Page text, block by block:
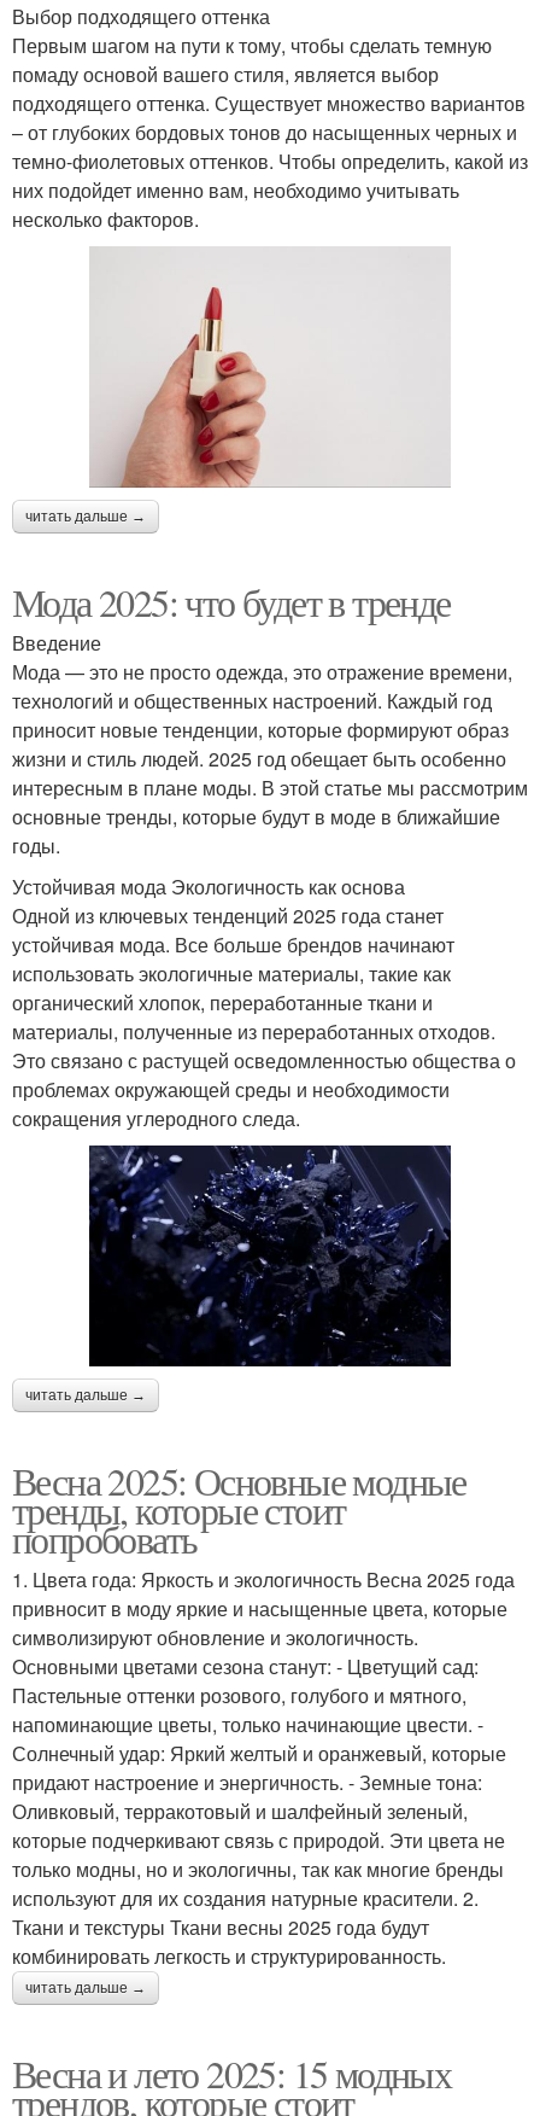
Выбор подходящего оттенка
Первым шагом на пути к тому, чтобы сделать темную
помаду основой вашего стиля, является выбор
подходящего оттенка. Существует множество вариантов
– от глубоких бордовых тонов до насыщенных черных и
темно-фиолетовых оттенков. Чтобы определить, какой из
них подойдет именно вам, необходимо учитывать
несколько факторов.
читать дальше →
Мода 2025: что будет в тренде
Введение
Мода — это не просто одежда, это отражение времени,
технологий и общественных настроений. Каждый год
приносит новые тенденции, которые формируют образ
жизни и стиль людей. 2025 год обещает быть особенно
интересным в плане моды. В этой статье мы рассмотрим
основные тренды, которые будут в моде в ближайшие
годы.
Устойчивая мода Экологичность как основа
Одной из ключевых тенденций 2025 года станет
устойчивая мода. Все больше брендов начинают
использовать экологичные материалы, такие как
органический хлопок, переработанные ткани и
материалы, полученные из переработанных отходов.
Это связано с растущей осведомленностью общества о
проблемах окружающей среды и необходимости
сокращения углеродного следа.
читать дальше →
Весна 2025: Основные модные
тренды, которые стоит
попробовать
1. Цвета года: Яркость и экологичность Весна 2025 года
привносит в моду яркие и насыщенные цвета, которые
символизируют обновление и экологичность.
Основными цветами сезона станут: - Цветущий сад:
Пастельные оттенки розового, голубого и мятного,
напоминающие цветы, только начинающие цвести. -
Солнечный удар: Яркий желтый и оранжевый, которые
придают настроение и энергичность. - Земные тона:
Оливковый, терракотовый и шалфейный зеленый,
которые подчеркивают связь с природой. Эти цвета не
только модны, но и экологичны, так как многие бренды
используют для их создания натурные красители. 2.
Ткани и текстуры Ткани весны 2025 года будут
комбинировать легкость и структурированность.
читать дальше →
Весна и лето 2025: 15 модных
трендов, которые стоит